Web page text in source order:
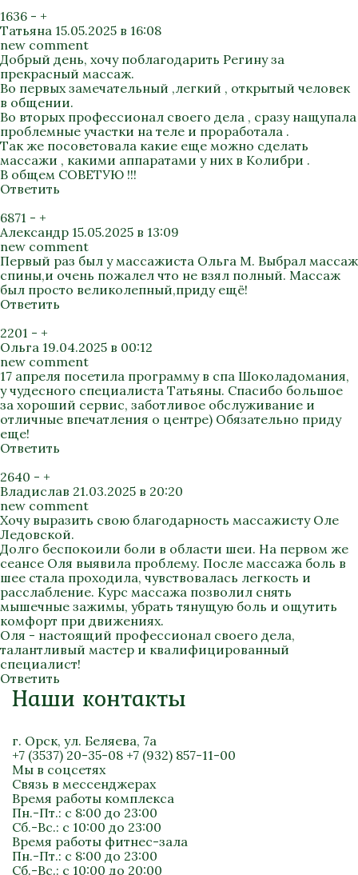
1636 - +
Татьяна 15.05.2025 в 16:08
new comment
Добрый день, хочу поблагодарить Регину за
прекрасный массаж.
Во первых замечательный ,легкий , открытый человек
в общении.
Во вторых профессионал своего дела , сразу нащупала
проблемные участки на теле и проработала .
Так же посоветовала какие еще можно сделать
массажи , какими аппаратами у них в Колибри .
В общем СОВЕТУЮ !!!
Ответить
6871 - +
Александр 15.05.2025 в 13:09
new comment
Первый раз был у массажиста Ольга М. Выбрал массаж
спины,и очень пожалел что не взял полный. Массаж
был просто великолепный,приду ещё!
Ответить
2201 - +
Ольга 19.04.2025 в 00:12
new comment
17 апреля посетила программу в спа Шоколадомания,
у чудесного специалиста Татьяны. Спасибо большое
за хороший сервис, заботливое обслуживание и
отличные впечатления о центре) Обязательно приду
еще!
Ответить
2640 - +
Владислав 21.03.2025 в 20:20
new comment
Хочу выразить свою благодарность массажисту Оле
Ледовской.
Долго беспокоили боли в области шеи. На первом же
сеансе Оля выявила проблему. После массажа боль в
шее стала проходила, чувствовалась легкость и
расслабление. Курс массажа позволил снять
мышечные зажимы, убрать тянущую боль и ощутить
комфорт при движениях.
Оля - настоящий профессионал своего дела,
талантливый мастер и квалифицированный
специалист!
Ответить
Наши контакты
г. Орск, ул. Беляева, 7а
+7 (3537) 20-35-08 +7 (932) 857-11-00
Мы в соцсетях
Связь в мессенджерах
Время работы комплекса
Пн.-Пт.: с 8:00 до 23:00
Сб.-Вс.: с 10:00 до 23:00
Время работы фитнес-зала
Пн.-Пт.: с 8:00 до 23:00
Сб.-Вс.: с 10:00 до 20:00